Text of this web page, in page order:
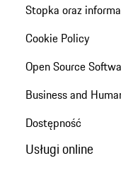
Stopka oraz
Cookie Policy
Open Source
Business and
Dostępność
Usługi online